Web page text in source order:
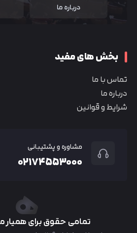
درباره ما
بخش های مفید
تماس با ما
درباره ما
شرایط و قوانین
مشاوره و پشتیبانی
۰۲۱۷۴۵۵۳۰۰۰
تمامی حقوق برای